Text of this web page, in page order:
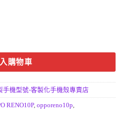
購物車
手機型號-客製化手機殼專賣店
RENO10P, opporeno10p,